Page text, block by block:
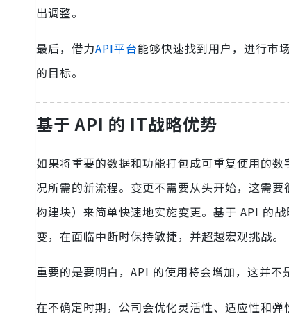
出调整。
最后，借力API平台能够快速找到用户，进行市
的目标。
基于 API 的 IT战略优势
如果将重要的数据和功能打包成可重复使用的
况所需的新流程。变更不需要从头开始，这需
构建块）来简单快速地实施变更。基于 API 的
变，在面临中断时保持敏捷，并超越宏观挑战。
重要的是要明白，API 的使用将会增加，这并不
在不确定时期，公司会优化灵活性、适应性和